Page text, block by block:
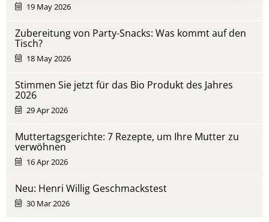
19 May 2026
Zubereitung von Party-Snacks: Was kommt auf den
Tisch?
18 May 2026
Stimmen Sie jetzt für das Bio Produkt des Jahres
2026
29 Apr 2026
Muttertagsgerichte: 7 Rezepte, um Ihre Mutter zu
verwöhnen
16 Apr 2026
Neu: Henri Willig Geschmackstest
30 Mar 2026